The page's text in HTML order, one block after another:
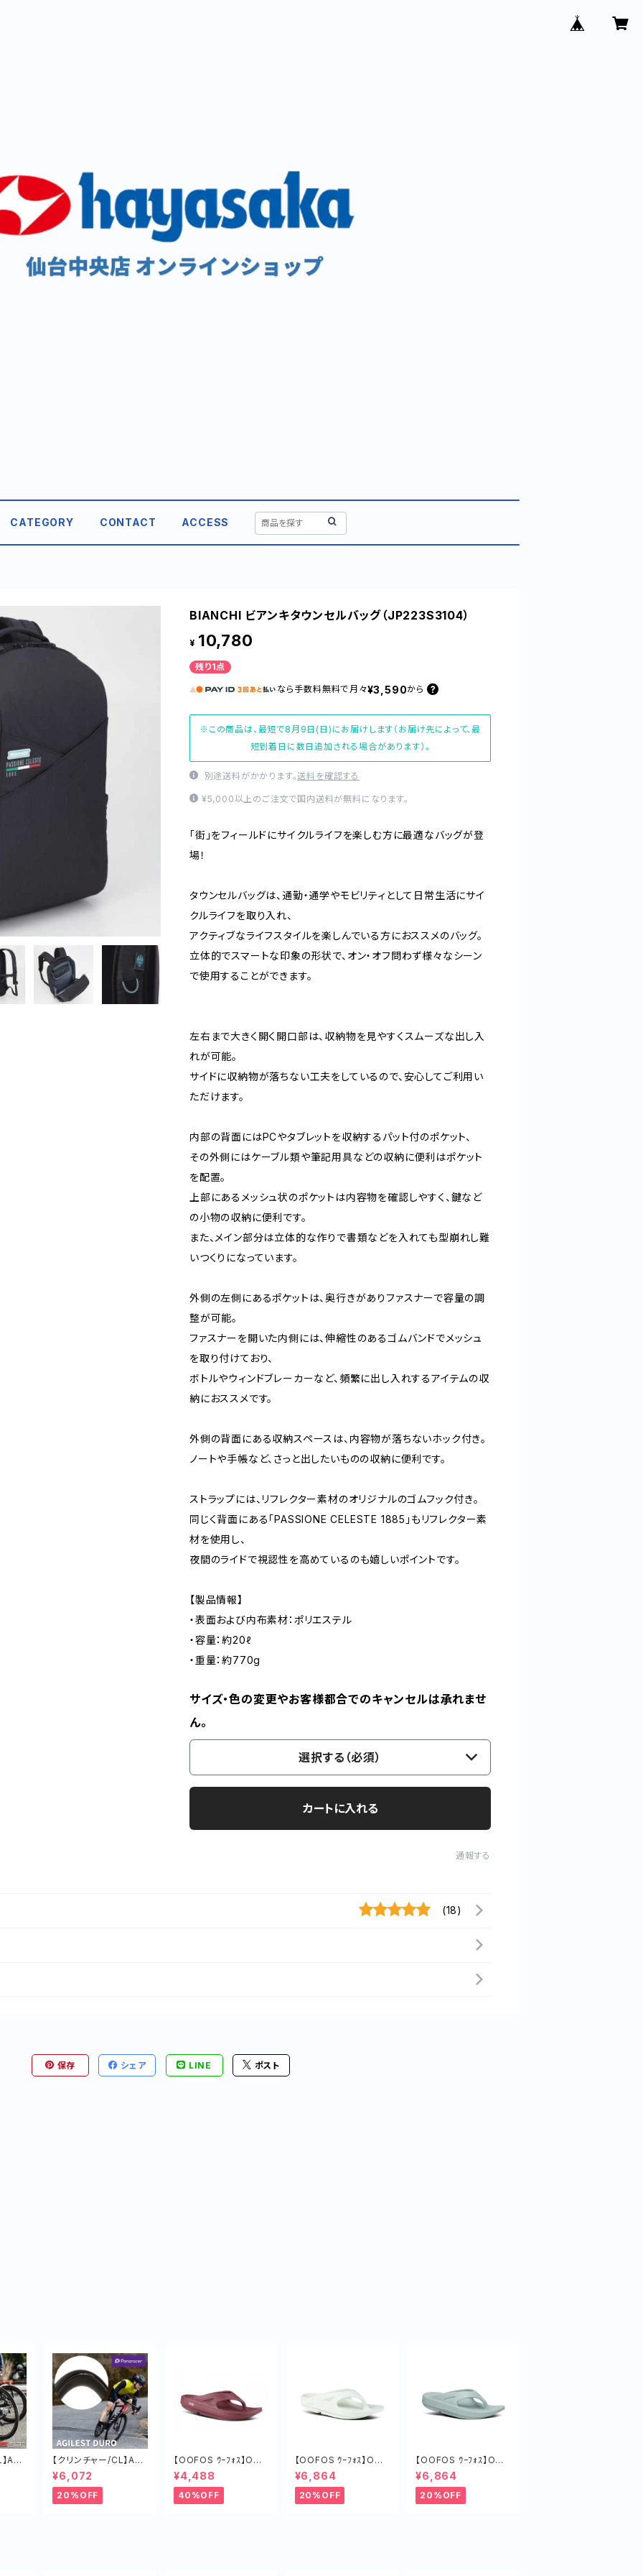
CATEGORY CONTACT ACCESS
BIANCHI ビアンキタウンセルバッグ（JP223S3104）
¥ 10,780
残り1点
なら 手数料無料で 月々¥3,590から
※この商品は、最短で8月9日(日)にお届けします（お届け先によって、最
短到着日に数日追加される場合があります）。
別途送料がかかります。送料を確認する
¥5,000以上のご注文で国内送料が無料になります。
「街」をフィールドにサイクルライフを楽しむ方に最適なバッグが登
場！
タウンセルバッグは、通勤・通学やモビリティとして日常生活にサイ
クルライフを取り入れ、
アクティブなライフスタイルを楽しんでいる方におススメのバッグ。
立体的でスマートな印象の形状で、オン・オフ問わず様々なシーン
で使用することができます。
左右まで大きく開く開口部は、収納物を見やすくスムーズな出し入
れが可能。
サイドに収納物が落ちない工夫をしているので、安心してご利用い
ただけます。
内部の背面にはPCやタブレットを収納するパット付のポケット、
その外側にはケーブル類や筆記用具などの収納に便利はポケット
を配置。
上部にあるメッシュ状のポケットは内容物を確認しやすく、鍵など
の小物の収納に便利です。
また、メイン部分は立体的な作りで書類などを入れても型崩れし難
いつくりになっています。
外側の左側にあるポケットは、奥行きがありファスナーで容量の調
整が可能。
ファスナーを開いた内側には、伸縮性のあるゴムバンドでメッシュ
を取り付けており、
ボトルやウィンドブレーカーなど、頻繁に出し入れするアイテムの収
納におススメです。
外側の背面にある収納スペースは、内容物が落ちないホック付き。
ノートや手帳など、さっと出したいものの収納に便利です。
ストラップには、リフレクター素材のオリジナルのゴムフック付き。
同じく背面にある「PASSIONE CELESTE 1885」もリフレクター素
材を使用し、
夜間のライドで視認性を高めているのも嬉しいポイントです。
【製品情報】
・表面および内布素材：ポリエステル
・容量：約20ℓ
・重量：約770g
サイズ・色の変更やお客様都合でのキャンセルは承れませ
ん。
選択する（必須）
カートに入れる
通報する
(18)
保存 シェア LINE ポスト
AGI
【クリンチャー/CL】AGI
LEST DURO タイヤ ロ
ードバイク ツーリング
チューブド 軽い
¥6,072
20%OFF
【OOFOS ｳｰﾌｫｽ】OOri
ginalｳｰｵﾘｼﾞﾅﾙ MARS
RED
¥4,488
40%OFF
【OOFOS ｳｰﾌｫｽ】OOri
ginalｳｰｵﾘｼﾞﾅﾙ COSM
IC GRAY
¥6,864
20%OFF
【OOFOS ｳｰﾌｫｽ】OOri
¥6,864
20%OFF